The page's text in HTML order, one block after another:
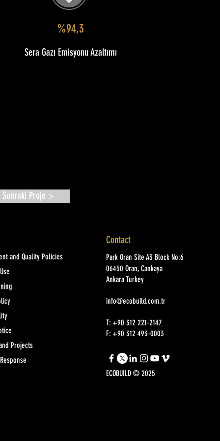
%94,3
Sera Gazı Emisyonu Azaltımı
Sonraki Proje >
and Quality Policies
Projects
Contact
Park Oran Site A3 Block No:6
06450 Oran, Cankaya
Ankara Turkey
info@ecobuild.com.tr
T: +90 312 221-2147
F: +90 312 493-0003
ECOBUILD © 2025